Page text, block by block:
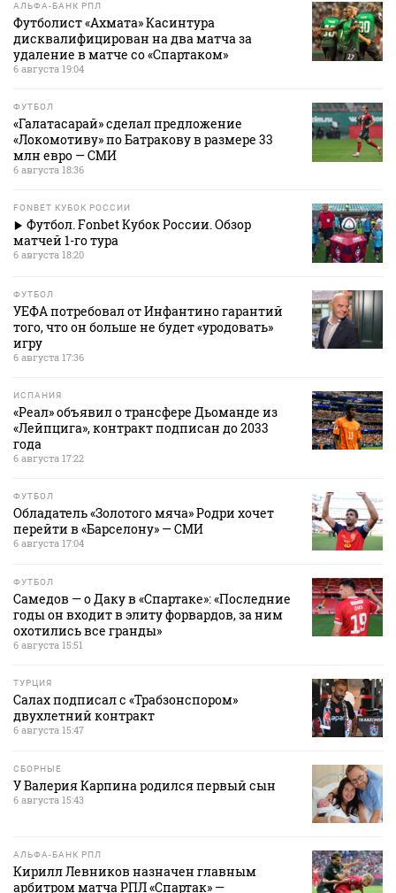
АЛЬФА-БАНК РПЛ
Футболист «Ахмата» Касинтура
дисквалифицирован на два матча за
удаление в матче со «Спартаком»
6 августа 19:04
ФУТБОЛ
«Галатасарай» сделал предложение
«Локомотиву» по Батракову в размере 33
млн евро — СМИ
6 августа 18:36
FONBET КУБОК РОССИИ
Футбол. Fonbet Кубок России. Обзор
матчей 1-го тура
6 августа 18:20
ФУТБОЛ
УЕФА потребовал от Инфантино гарантий
того, что он больше не будет «уродовать»
игру
6 августа 17:36
ИСПАНИЯ
«Реал» объявил о трансфере Дьоманде из
«Лейпцига», контракт подписан до 2033
года
6 августа 17:22
ФУТБОЛ
Обладатель «Золотого мяча» Родри хочет
перейти в «Барселону» — СМИ
6 августа 17:04
ФУТБОЛ
Самедов — о Даку в «Спартаке»: «Последние
годы он входит в элиту форвардов, за ним
охотились все гранды»
6 августа 15:51
ТУРЦИЯ
Салах подписал с «Трабзонспором»
двухлетний контракт
6 августа 15:47
СБОРНЫЕ
У Валерия Карпина родился первый сын
6 августа 15:43
АЛЬФА-БАНК РПЛ
Кирилл Левников назначен главным
арбитром матча РПЛ «Спартак» —